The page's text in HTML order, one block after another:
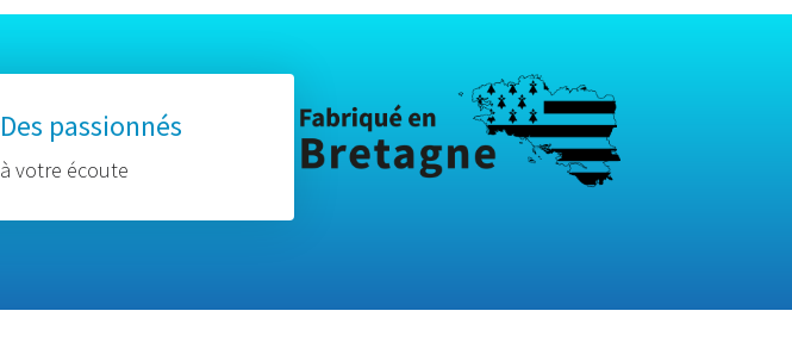
Des passionnés
à votre écoute